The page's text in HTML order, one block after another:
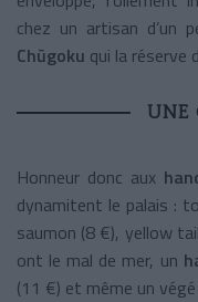
chez un artisan d’un
Chūgoku qui la réserve
UNE
Honneur donc aux
dynamitent le palais :
saumon (8 €), yellow
ont le mal de mer, un
(11 €) et même un